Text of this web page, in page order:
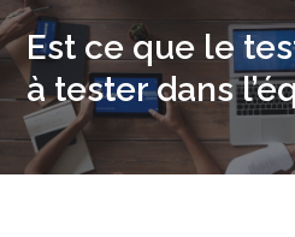
Est ce que le
à tester dans